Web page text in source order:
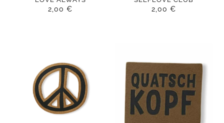
2,00€ 2,00 €